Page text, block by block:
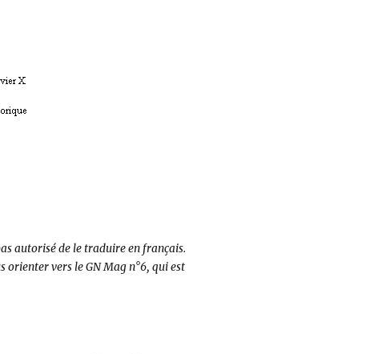
autorisé de le traduire en français.
orienter vers le GN Mag n°6, qui est